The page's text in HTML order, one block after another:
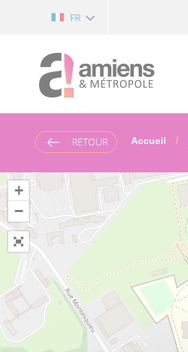
FR
RETOUR Accueil
+
−